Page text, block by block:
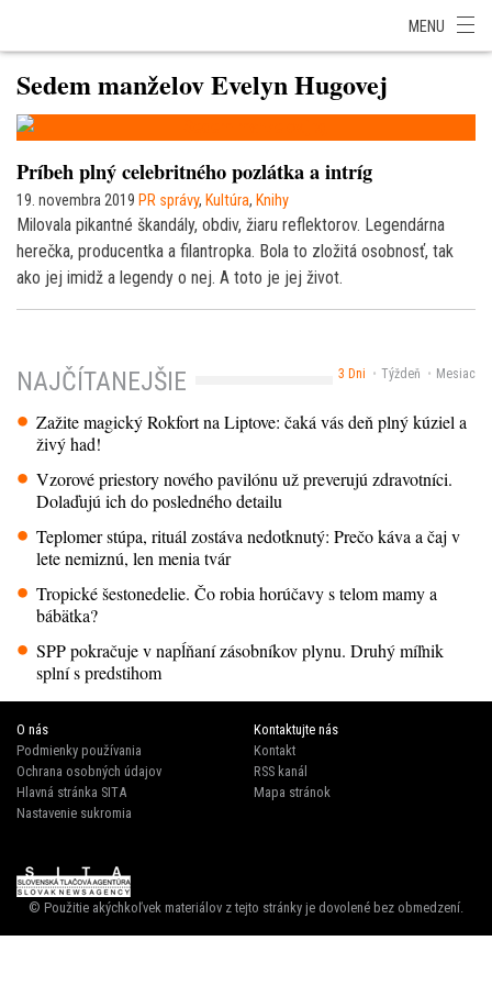
MENU
Sedem manželov Evelyn Hugovej
Príbeh plný celebritného pozlátka a intríg
19. novembra 2019 PR správy, Kultúra, Knihy
Milovala pikantné škandály, obdiv, žiaru reflektorov. Legendárna
herečka, producentka a filantropka. Bola to zložitá osobnosť, tak
ako jej imidž a legendy o nej. A toto je jej život.
3 Dni Týždeň Mesiac
NAJČÍTANEJŠIE
Zažite magický Rokfort na Liptove: čaká vás deň plný kúziel a
živý had!
Vzorové priestory nového pavilónu už preverujú zdravotníci.
Dolaďujú ich do posledného detailu
Teplomer stúpa, rituál zostáva nedotknutý: Prečo káva a čaj v
lete nemiznú, len menia tvár
Tropické šestonedelie. Čo robia horúčavy s telom mamy a
bábätka?
SPP pokračuje v napĺňaní zásobníkov plynu. Druhý míľnik
splní s predstihom
O nás
Podmienky používania
Ochrana osobných údajov
Hlavná stránka SITA
Nastavenie sukromia
Kontaktujte nás
Kontakt
RSS kanál
Mapa stránok
© Použitie akýchkoľvek materiálov z tejto stránky je dovolené bez obmedzení.